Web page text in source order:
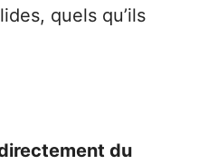
quels qu’ils
du